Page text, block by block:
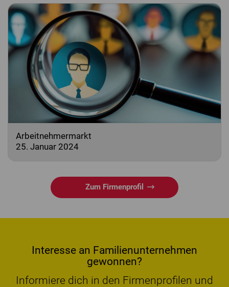
Arbeitnehmermarkt
25. Januar 2024
Zum Firmenprofil
Interesse an Familienunternehmen
gewonnen?
Informiere dich in den Firmenprofilen und